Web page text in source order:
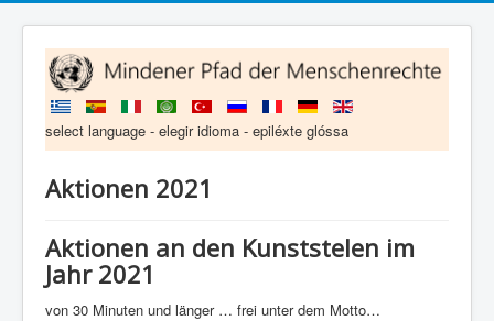
select language - elegir idioma - epiléxte glóssa
Aktionen 2021
Aktionen an den Kunststelen im
Jahr 2021
von 30 Minuten und länger … frei unter dem Motto…